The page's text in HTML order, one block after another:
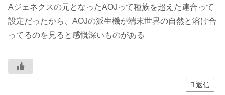
Aジェネクスの元となったAOJって種族を超えた連合って
設定だったから、AOJの派生機が端末世界の自然と溶け合
ってるのを見ると感慨深いものがある
返信